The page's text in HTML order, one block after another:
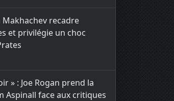
Makhachev recadre
et privilégie un choc
» : Joe Rogan prend la
Aspinall face aux critiques